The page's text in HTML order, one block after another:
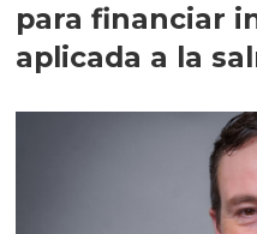
para financiar
aplicada a la